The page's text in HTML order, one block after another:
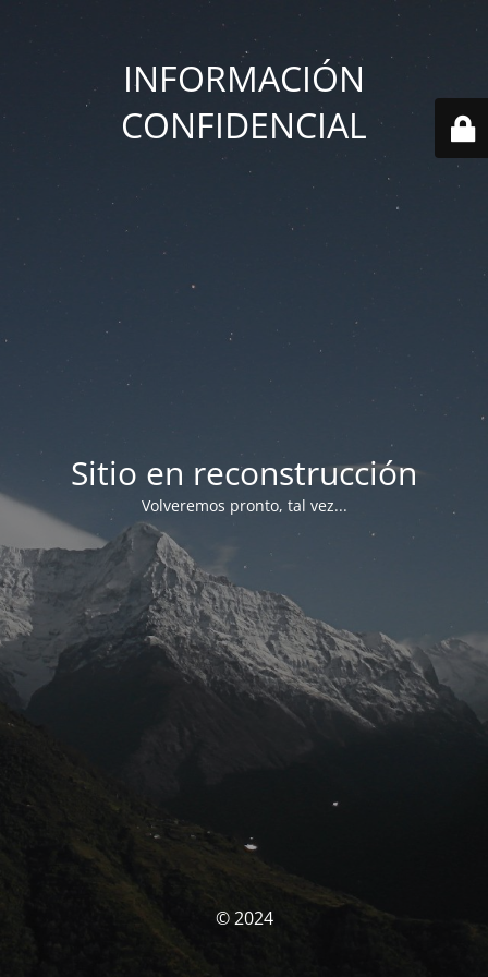
INFORMACIÓN
CONFIDENCIAL
Sitio en reconstrucción
Volveremos pronto, tal vez...
© 2024